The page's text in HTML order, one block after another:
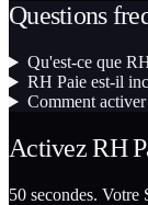
Questions
Qu'est-ce que
RH Paie est-il
Comment
ActivezRH
50 secondes.